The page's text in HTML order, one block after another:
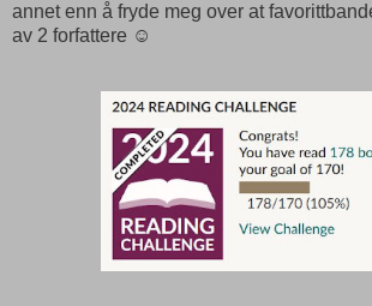
annet enn å fryde meg over at
av 2 forfattere ☺